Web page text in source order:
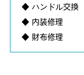
◆ ハンドル交換
◆ 内装修理
◆ 財布修理